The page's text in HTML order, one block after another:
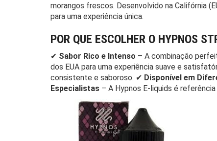
morangos frescos. Desenvolvido na Califórnia
para uma experiência única.
POR QUE ESCOLHER O HYPNOS
✔ Sabor Rico e Intenso – A combinação
dos EUA para uma experiência suave e
consistente e saboroso. ✔ Disponível em
Especialistas – A Hypnos E-liquids é